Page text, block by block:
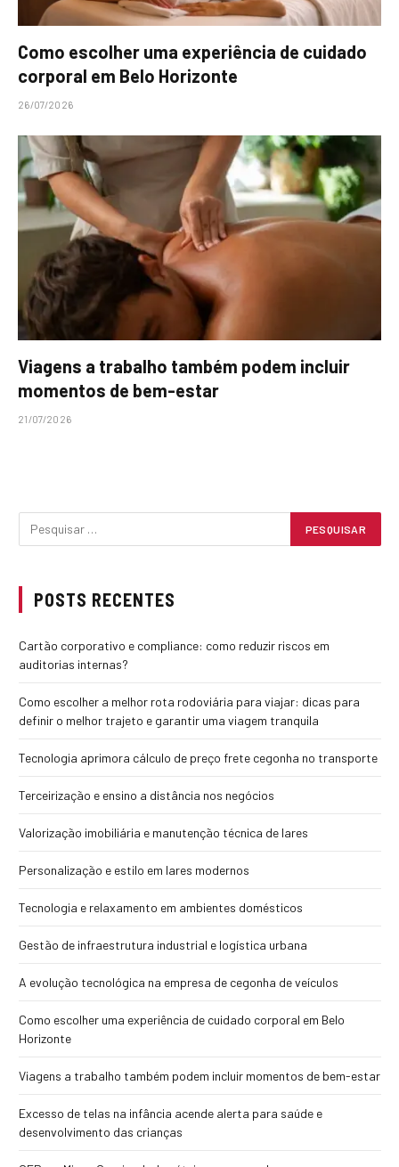
Como escolher uma experiência de cuidado
corporal em Belo Horizonte
26/07/2026
Viagens a trabalho também podem incluir
momentos de bem-estar
21/07/2026
POSTS RECENTES
Cartão corporativo e compliance: como reduzir riscos em
auditorias internas?
Como escolher a melhor rota rodoviária para viajar: dicas para
definir o melhor trajeto e garantir uma viagem tranquila
Tecnologia aprimora cálculo de preço frete cegonha no transporte
Terceirização e ensino a distância nos negócios
Valorização imobiliária e manutenção técnica de lares
Personalização e estilo em lares modernos
Tecnologia e relaxamento em ambientes domésticos
Gestão de infraestrutura industrial e logística urbana
A evolução tecnológica na empresa de cegonha de veículos
Como escolher uma experiência de cuidado corporal em Belo
Horizonte
Viagens a trabalho também podem incluir momentos de bem-estar
Excesso de telas na infância acende alerta para saúde e
desenvolvimento das crianças